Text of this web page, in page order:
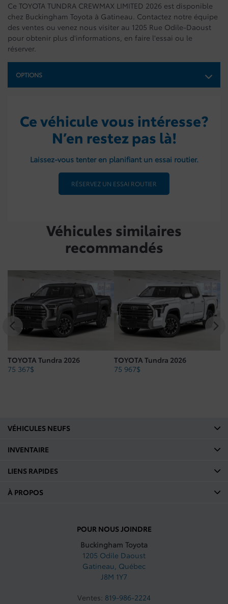
Ce TOYOTA TUNDRA CREWMAX LIMITED 2026 est disponible
chez Buckingham Toyota à Gatineau. Contactez notre équipe
des ventes ou venez nous visiter au 1205 Rue Odile-Daoust
pour obtenir plus d'informations, en faire l'essai ou le
réserver.
OPTIONS
Ce véhicule vous intéresse?
N’en restez pas là!
Laissez-vous tenter en planifiant un essai routier.
RÉSERVEZ UN ESSAI ROUTIER
Véhicules similaires
recommandés
TOYOTA Tundra 2026
75 367$
TOYOTA Tundra 2026
75 967$
POUR NOUS JOINDRE
Buckingham Toyota
1205 Odile Daoust
Gatineau Québec
J8M 1Y7
Ventes: 819-986-2224
VÉHICULES NEUFS
INVENTAIRE
LIENS RAPIDES
À PROPOS